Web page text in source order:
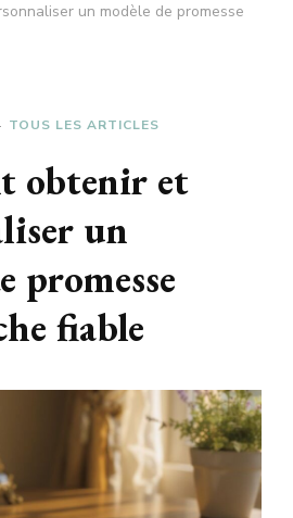
un modèle de promesse
TOUS LES ARTICLES
obtenir et
un
promesse
fiable